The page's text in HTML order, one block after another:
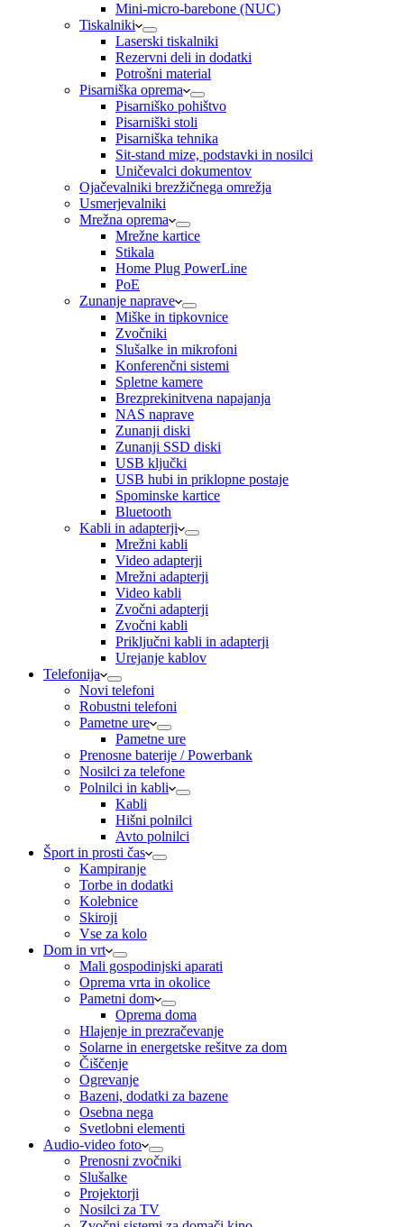
Mini-micro-barebone (NUC)
Tiskalniki
Laserski tiskalniki
Rezervni deli in dodatki
Potrošni material
Pisarniška oprema
Pisarniško pohištvo
Pisarniški stoli
Pisarniška tehnika
Sit-stand mize, podstavki in nosilci
Uničevalci dokumentov
Ojačevalniki brezžičnega omrežja
Usmerjevalniki
Mrežna oprema
Mrežne kartice
Stikala
Home Plug PowerLine
PoE
Zunanje naprave
Miške in tipkovnice
Zvočniki
Slušalke in mikrofoni
Konferenčni sistemi
Spletne kamere
Brezprekinitvena napajanja
NAS naprave
Zunanji diski
Zunanji SSD diski
USB ključki
USB hubi in priklopne postaje
Spominske kartice
Bluetooth
Kabli in adapterji
Mrežni kabli
Video adapterji
Mrežni adapterji
Video kabli
Zvočni adapterji
Zvočni kabli
Priključni kabli in adapterji
Urejanje kablov
Telefonija
Novi telefoni
Robustni telefoni
Pametne ure
Pametne ure
Prenosne baterije / Powerbank
Nosilci za telefone
Polnilci in kabli
Kabli
Hišni polnilci
Avto polnilci
Šport in prosti čas
Kampiranje
Torbe in dodatki
Kolebnice
Skiroji
Vse za kolo
Dom in vrt
Mali gospodinjski aparati
Oprema vrta in okolice
Pametni dom
Oprema doma
Hlajenje in prezračevanje
Solarne in energetske rešitve za dom
Čiščenje
Ogrevanje
Bazeni, dodatki za bazene
Osebna nega
Svetlobni elementi
Audio-video foto
Prenosni zvočniki
Slušalke
Projektorji
Nosilci za TV